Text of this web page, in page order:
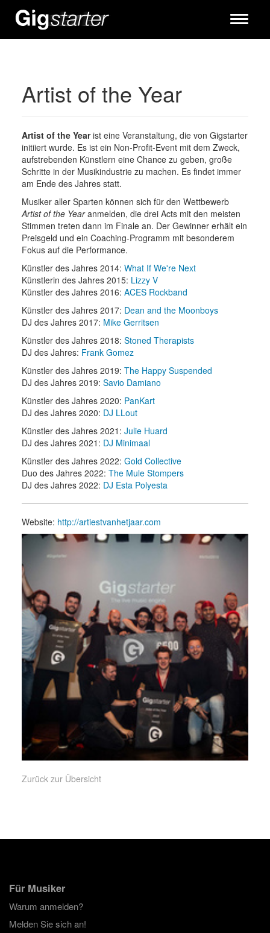
Toggle
Artist of the Year
Artist of the Yearist eine Veranstaltung, die von Gigstarter
initiiert wurde. Es ist ein Non-Profit-Event mit dem Zweck,
aufstrebenden Künstlern eine Chance zu geben, große
Schritte in der Musikindustrie zu machen. Es findet immer
am Ende des Jahres statt.
Musiker aller Sparten können sich für den Wettbewerb
Artist of the Yearanmelden, die drei Acts mit den meisten
Stimmen treten dann im Finale an. Der Gewinner erhält ein
Preisgeld und ein Coaching-Programm mit besonderem
Fokus auf die Performance.
Künstler des Jahres 2014: What If We're Next
Künstlerin des Jahres 2015: Lizzy V
Künstler des Jahres 2016: ACES Rockband
Künstler des Jahres 2017: Dean and the Moonboys
DJ des Jahres 2017: Mike Gerritsen
Künstler des Jahres 2018: Stoned Therapists
DJ des Jahres: Frank Gomez
Künstler des Jahres 2019: The Happy Suspended
DJ des Jahres 2019: Savio Damiano
Künstler des Jahres 2020: PanKart
DJ des Jahres 2020: DJ LLout
Künstler des Jahres 2021: Julie Huard
DJ des Jahres 2021: DJ Minimaal
Künstler des Jahres 2022: Gold Collective
Duo des Jahres 2022: The Mule Stompers
DJ des Jahres 2022: DJ Esta Polyesta
Website: http://artiestvanhetjaar.com
Zurück zur Übersicht
Für Musiker
Warum anmelden?
Melden Sie sich an!